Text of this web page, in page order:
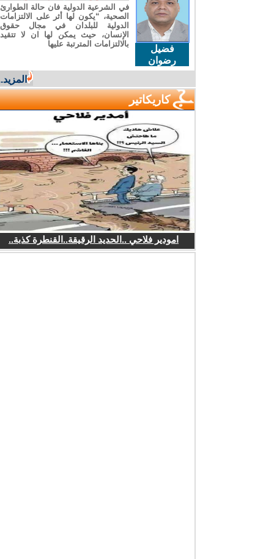
فضيل
رضوان
في الشرعية الدولية فان حالة الطوارئ
الصحية، “يكون لها أثر على الالتزامات
الدولية للبلدان في مجال حقوق
الإنسان، حيث يمكن لها ان لا تتقيد
بالالتزامات المترتبة عليها
المزيد...
كاريكاتير
امودير فلاحي ..الحديد الرقيقة..القنطرة كذبة..